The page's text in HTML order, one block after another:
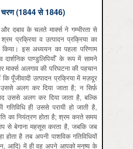
चरण (1844 से 1846)
दबाव के चलते मार्क्स ने गम्भीरता से
प्रक्रिया व उत्पादन प्रक्रिया का
इस अध्ययन का पहला परिणाम
पाण्डुलिपियाँ’ के रूप में सामने
मार्क्स अलगाव की परिघटना की पहचान
पूँजीवादी उत्पादन प्रक्रिया में मज़दूर
अलग कर दिया जाता है; न सिर्फ़
उससे अलग कर दिया जाता है, बल्कि
ही उससे परायी हो जाती है,
का नियंत्रण होता है; श्रम करते समय
से बेगाना महसूस करता है, जबकि जब
होता है तब अपनी पाशविक गतिविधियों
आदि) में ही वह अपने आपको मनुष्य के